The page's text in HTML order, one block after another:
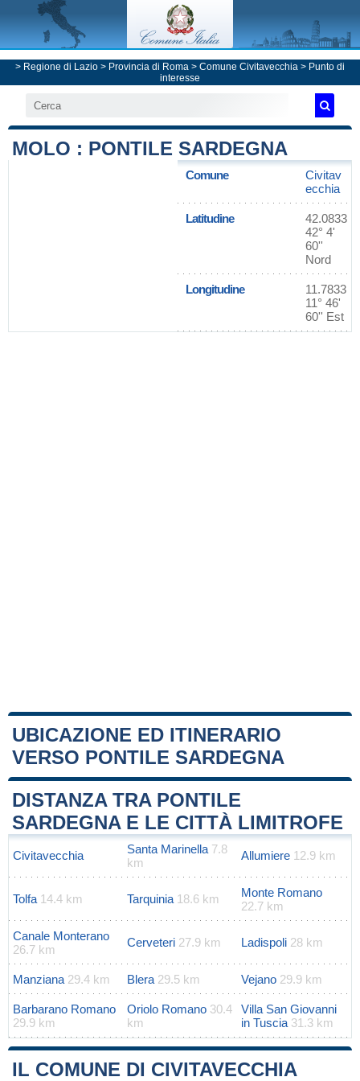
> Regione di Lazio > Provincia di Roma > Comune Civitavecchia > Punto di
interesse
MOLO : PONTILE SARDEGNA
Comune
Civitav
ecchia
Latitudine
42.0833
42° 4'
60''
Nord
Longitudine
11.7833
11° 46'
60'' Est
UBICAZIONE ED ITINERARIO
VERSO PONTILE SARDEGNA
+
−
Leaflet| Map data ©OpenStreetMap
DISTANZA TRA PONTILE
SARDEGNA E LE CITTÀ LIMITROFE
Civitavecchia Santa Marinella 7.8
km
Allumiere 12.9 km
Tolfa 14.4 km Tarquinia 18.6 km
Monte Romano
22.7 km
Canale Monterano
26.7 km
Cerveteri 27.9 km Ladispoli 28 km
Manziana 29.4 km Blera 29.5 km Vejano 29.9 km
Barbarano Romano
29.9 km
Oriolo Romano 30.4
km
Villa San Giovanni
in Tuscia 31.3 km
IL COMUNE DI CIVITAVECCHIA